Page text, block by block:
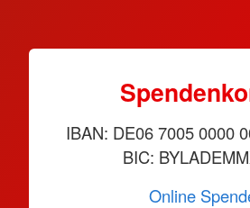
IBAN: DE06 7005 0000
BIC:
Online